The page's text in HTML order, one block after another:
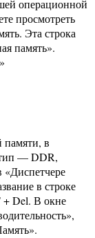
операционной
просмотреть
Эта строка
память».
в
тип — DDR,
в строке
+ Del. В окне